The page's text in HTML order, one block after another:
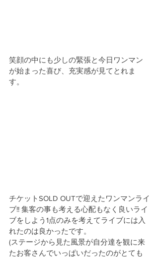
笑顔の中にも少しの緊張と今日ワンマン
が始まった喜び、充実感が見てとれま
す。
チケットSOLD OUTで迎えたワンマンライ
ブ!! 集客の事も考える心配もなく良いライ
ブをしよう1点のみを考えてライブには入
れたのは良かったです。
(ステージから見た風景が自分達を観に来
たお客さんでいっぱいだったのがとても